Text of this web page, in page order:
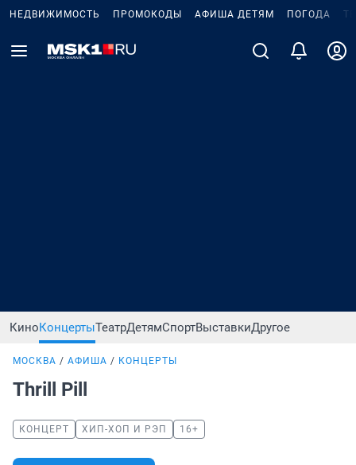
НЕДВИЖИМОСТЬ ПРОМОКОДЫ АФИША ДЕТЯМ ПОГОДА
КиноКонцертыТеатрДетямСпортВыставкиДругое
МОСКВА АФИША КОНЦЕРТЫ
Thrill Pill
КОНЦЕРТ ХИП-ХОП И РЭП 16+